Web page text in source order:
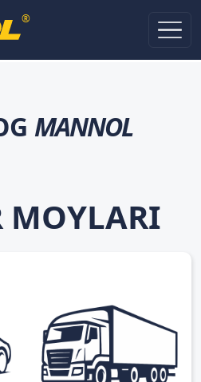
®
MANNOL
MOYLARI